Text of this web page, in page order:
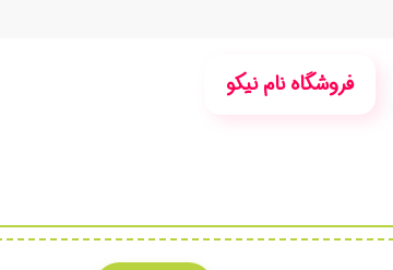
فروشگاه نام نیکو